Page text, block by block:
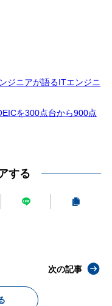
ジニアが語るITエンジニ
を300点台から900点
する
次の記事